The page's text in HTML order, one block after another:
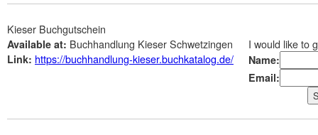
Kieser Buchgutschein
I would like to
Name:
Email:
Available at: Buchhandlung Kieser Schwetzingen
Link: https://buchhandlung-kieser.buchkatalog.de/